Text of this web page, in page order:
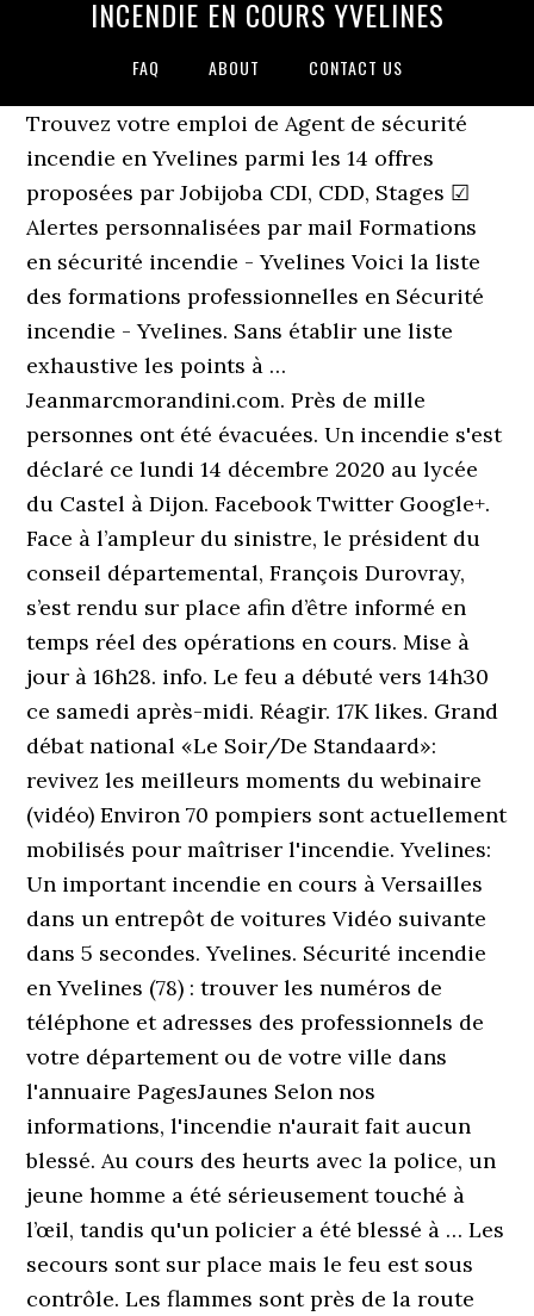
INCENDIE EN COURS YVELINES
FAQ ABOUT CONTACT US
Trouvez votre emploi de Agent de sécurité
incendie en Yvelines parmi les 14 offres
proposées par Jobijoba CDI, CDD, Stages ☑
Alertes personnalisées par mail Formations
en sécurité incendie - Yvelines Voici la liste
des formations professionnelles en Sécurité
incendie - Yvelines. Sans établir une liste
exhaustive les points à …
Jeanmarcmorandini.com. Près de mille
personnes ont été évacuées. Un incendie s'est
déclaré ce lundi 14 décembre 2020 au lycée
du Castel à Dijon. Facebook Twitter Google+.
Face à l’ampleur du sinistre, le président du
conseil départemental, François Durovray,
s’est rendu sur place afin d’être informé en
temps réel des opérations en cours. Mise à
jour à 16h28. info. Le feu a débuté vers 14h30
ce samedi après-midi. Réagir. 17K likes. Grand
débat national «Le Soir/De Standaard»:
revivez les meilleurs moments du webinaire
(vidéo) Environ 70 pompiers sont actuellement
mobilisés pour maîtriser l'incendie. Yvelines:
Un important incendie en cours à Versailles
dans un entrepôt de voitures Vidéo suivante
dans 5 secondes. Yvelines. Sécurité incendie
en Yvelines (78) : trouver les numéros de
téléphone et adresses des professionnels de
votre département ou de votre ville dans
l'annuaire PagesJaunes Selon nos
informations, l'incendie n'aurait fait aucun
blessé. Au cours des heurts avec la police, un
jeune homme a été sérieusement touché à
l’œil, tandis qu'un policier a été blessé à … Les
secours sont sur place mais le feu est sous
contrôle. Les flammes sont près de la route